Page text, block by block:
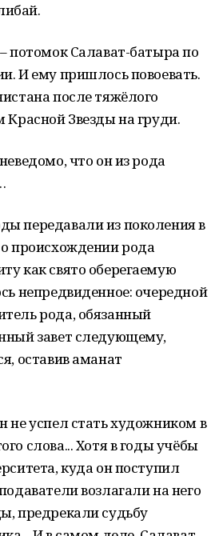
потомок Салават-батыра по
И ему пришлось повоевать.
после тяжёлого
Красной Звезды на груди.
что он из рода
передавали из поколения в
происхождении рода
как свято оберегаемую
непредвиденное: очередной
рода, обязанный
завет следующему,
оставив аманат
не успел стать художником в
слова... Хотя в годы учёбы
куда он поступил
возлагали на него
предрекали судьбу